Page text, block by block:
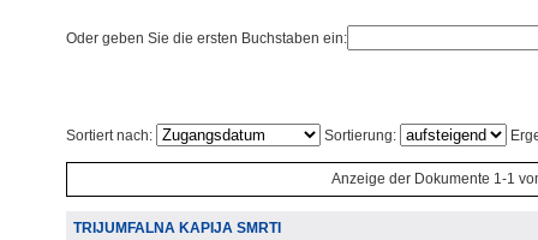
Oder geben Sie die ersten Buchstaben ein:
Sortiert nach: Sortierung:
Anzeige der Dokumente 1-1
TRIJUMFALNA KAPIJA SMRTI